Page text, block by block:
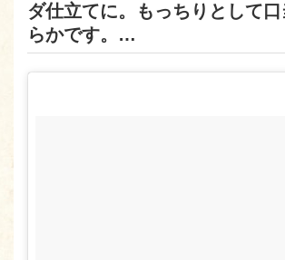
ダ仕立てに。もっちりとして
らかです。…